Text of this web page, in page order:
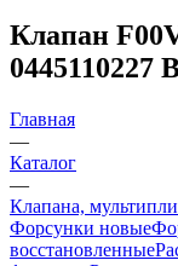
Клапан
0445110227
Главная
—
Каталог
—
Клапана,
Форсунки новые
восстановленные